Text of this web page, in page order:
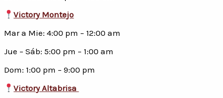
Victory Montejo
Mar a Mie: 4:00 pm – 12:00 am
Jue – Sáb: 5:00 pm – 1:00 am
Dom: 1:00 pm – 9:00 pm
Victory Altabrisa